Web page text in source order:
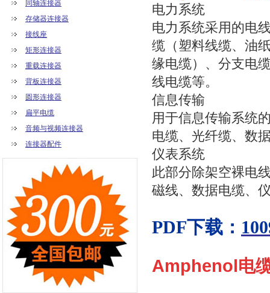
同轴连接器
存储器连接器
接线座
矩形连接器
重载连接器
背板连接器
圆形连接器
扁平电缆
音频与视频连接器
连接器配件
电力系统
电力系统采用的电
缆（塑料线缆、油
缘电缆）、分支电
线电缆等。
信息传输
用于信息传输系统
电缆、光纤缆、数
仪表系统
此部分除架空裸电
磁线、数据电缆、
PDF下载：
Amphenol电